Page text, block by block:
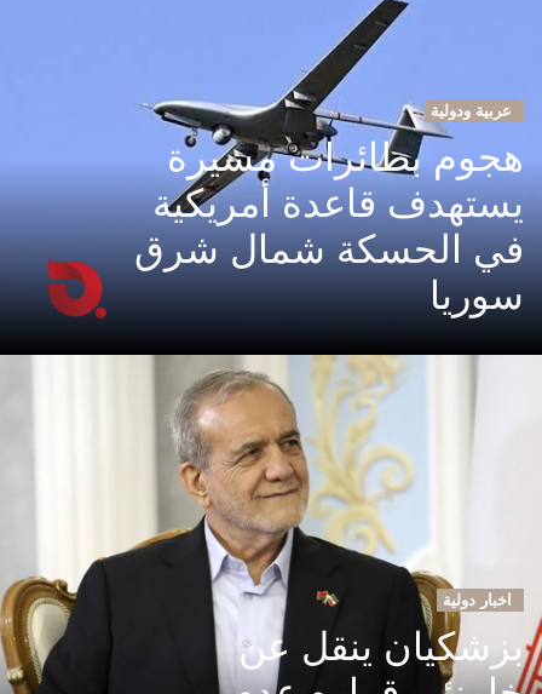
عربية ودولية
هجوم بطائرات مسيرة
يستهدف قاعدة أمريكية
في الحسكة شمال شرق
سوريا
اخبار دولية
بزشكيان ينقل عن